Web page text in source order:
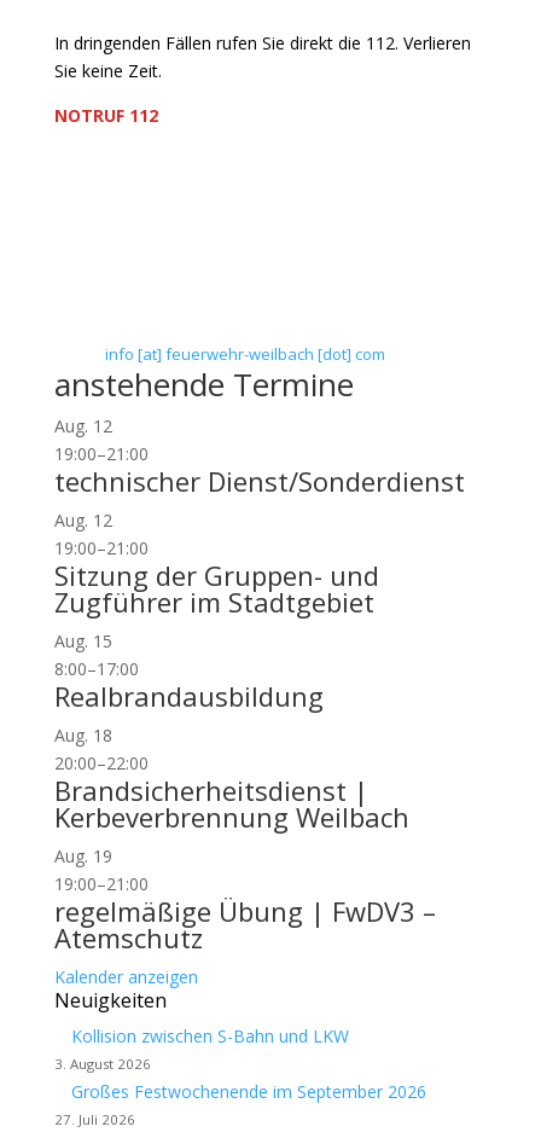
In dringenden Fällen rufen Sie direkt die 112. Verlieren
Sie keine Zeit.
NOTRUF 112
info [at] feuerwehr-weilbach [dot] com
anstehende Termine
Aug. 12
19:00–21:00
technischer Dienst/Sonderdienst
Aug. 12
19:00–21:00
Sitzung der Gruppen- und
Zugführer im Stadtgebiet
Aug. 15
8:00–17:00
Realbrandausbildung
Aug. 18
20:00–22:00
Brandsicherheitsdienst |
Kerbeverbrennung Weilbach
Aug. 19
19:00–21:00
regelmäßige Übung | FwDV3 –
Atemschutz
Kalender anzeigen
Neuigkeiten
Kollision zwischen S-Bahn und LKW
3. August 2026
Großes Festwochenende im September 2026
27. Juli 2026